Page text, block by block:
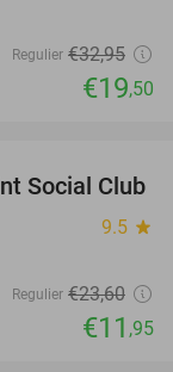
Regulier €32,95
€19,50
49%
Social Club
9.5 star
Regulier €23,60
€11 ,95